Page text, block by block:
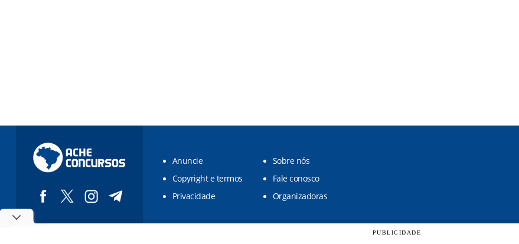
Anuncie
Sobre nós
Copyright e termos
Fale conosco
Privacidade
Organizadoras
PUBLICIDADE